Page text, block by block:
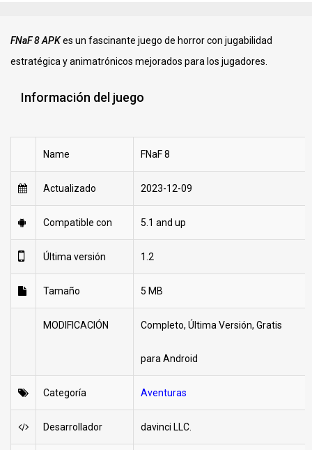
FNaF 8 APKes un fascinante juego de horror con jugabilidad
estratégica y animatrónicos mejorados para los jugadores.
Información del juego
Name FNaF 8
Actualizado 2023-12-09
Compatible con 5.1 and up
Última versión 1.2
Tamaño 5 MB
MODIFICACIÓN Completo, Última Versión, Gratis
para Android
Categoría Aventuras
Desarrollador davinci LLC.